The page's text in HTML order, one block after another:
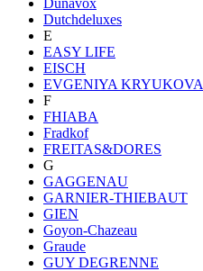
Dutchdeluxes
E
EASY LIFE
EISCH
EVGENIYA KRYUKOVA
F
FHIABA
Fradkof
FREITAS&DORES
G
GAGGENAU
GARNIER-THIEBAUT
GIEN
Goyon-Chazeau
Graude
GUY DEGRENNE